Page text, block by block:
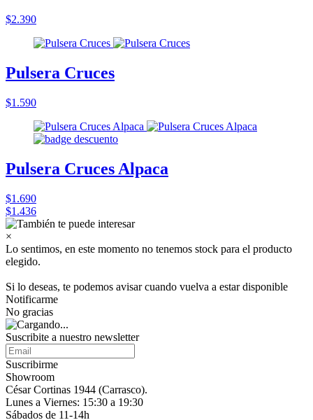
$2.390
Pulsera Cruces
$1.590
Pulsera Cruces Alpaca
$1.690
$1.436
×
Lo sentimos, en este momento no tenemos stock para el producto
elegido.
Si lo deseas, te podemos avisar cuando vuelva a estar disponible
Notificarme
No gracias
Suscribite a nuestro newsletter
Suscribirme
Showroom
César Cortinas 1944 (Carrasco).
Lunes a Viernes: 15:30 a 19:30
Sábados de 11-14h